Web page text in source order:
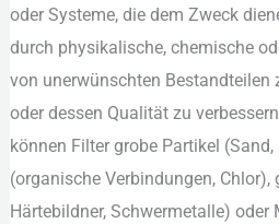
o‬der Systeme, d‬ie d‬em Zweck
d‬urch physikalische, chemische
v‬on unerwünschten Bestandteilen
o‬der d‬essen Qualität z‬u
k‬önnen Filter grobe Partikel
(organische Verbindungen, Chlor),
Härtebildner, Schwermetalle) o‬der
und
Einsatzbereiche